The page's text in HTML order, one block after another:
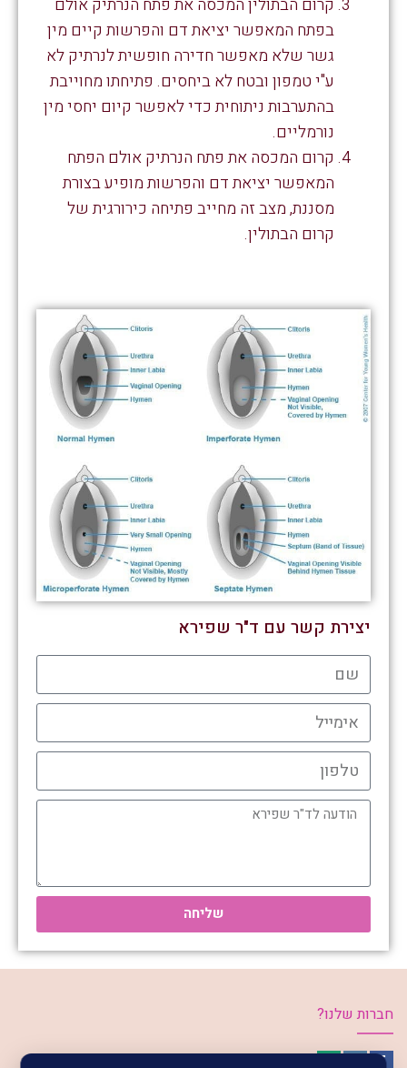
קרום הבתולין המכסה את פתח הנרתיק אולם
בפתח המאפשר יציאת דם והפרשות קיים מין
גשר שלא מאפשר חדירה חופשית לנרתיק לא
ע"י טמפון ובטח לא ביחסים. פתיחתו מחוייבת
בהתערבות ניתוחית כדי לאפשר קיום יחסי מין
נורמליים.
קרום המכסה את פתח הנרתיק אולם הפתח
המאפשר יציאת דם והפרשות מופיע בצורת
מסננת, מצב זה מחייב פתיחה כירורגית של
קרום הבתולין.
יצירת קשר עם ד"ר שפירא
שליחה
חברות שלנו?